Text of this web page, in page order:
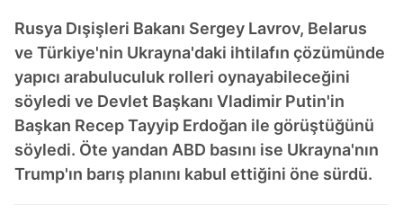
Rusya Dışişleri Bakanı Sergey Lavrov, Belarus
ve Türkiye'nin Ukrayna'daki ihtilafın çözümünde
yapıcı arabuluculuk rolleri oynayabileceğini
söyledi ve Devlet Başkanı Vladimir Putin'in
Başkan Recep Tayyip Erdoğan ile görüştüğünü
söyledi. Öte yandan ABD basını ise Ukrayna'nın
Trump'ın barış planını kabul ettiğini öne sürdü.